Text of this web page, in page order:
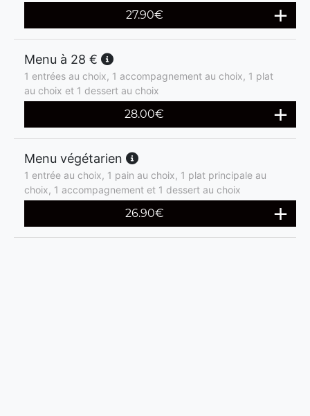
27.90€
Menu à 28 €
1 entrées au choix, 1 accompagnement au choix, 1 plat
au choix et 1 dessert au choix
28.00€
Menu végétarien
1 entrée au choix, 1 pain au choix, 1 plat principale au
choix, 1 accompagnement et 1 dessert au choix
26.90€